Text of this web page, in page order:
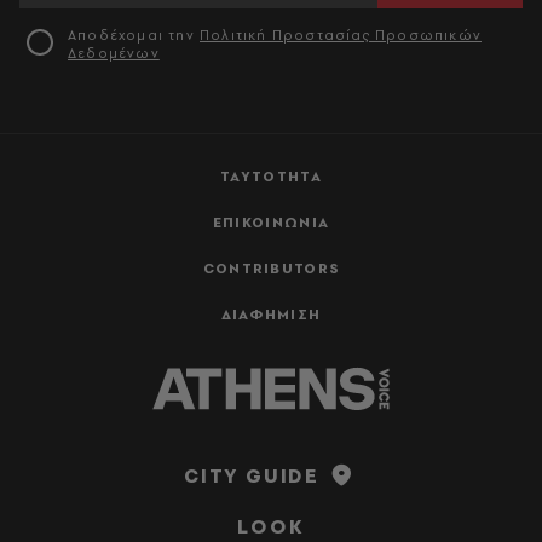
ΤΑΥΤΟΤΗΤΑ
ΕΠΙΚΟΙΝΩΝΙΑ
CONTRIBUTORS
ΔΙΑΦΗΜΙΣΗ
Αποδέχομαι την Πολιτική Προστασίας Προσωπικών
Δεδομένων
CITY GUIDE
LOOK